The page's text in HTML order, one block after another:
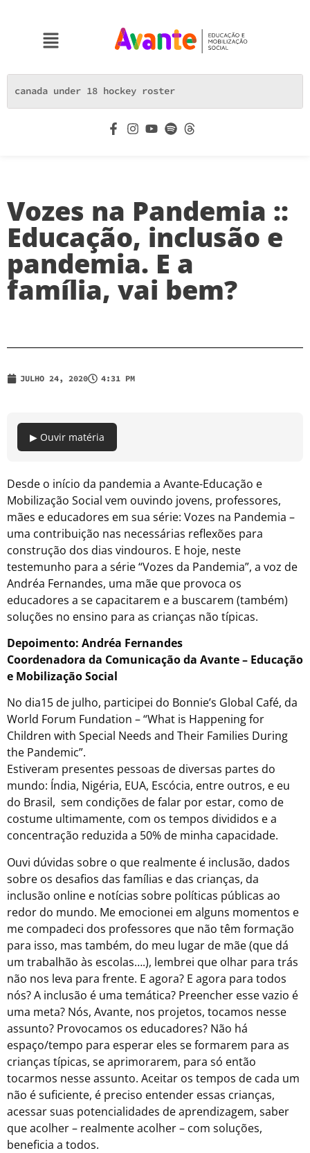
Vozes na Pandemia ::
Educação, inclusão e
pandemia. E a
família, vai bem?
JULHO 24, 2020 4:31 PM
▶ Ouvir matéria
Desde o início da pandemia a Avante-Educação e
Mobilização Social vem ouvindo jovens, professores,
mães e educadores em sua série: Vozes na Pandemia –
uma contribuição nas necessárias reflexões para
construção dos dias vindouros. E hoje, neste
testemunho para a série “Vozes da Pandemia”, a voz de
Andréa Fernandes, uma mãe que provoca os
educadores a se capacitarem e a buscarem (também)
soluções no ensino para as crianças não típicas.
Depoimento: Andréa Fernandes
Coordenadora da Comunicação da Avante – Educação
e Mobilização Social
No dia15 de julho, participei do Bonnie’s Global Café, da
World Forum Fundation – “What is Happening for
Children with Special Needs and Their Families During
the Pandemic”.
Estiveram presentes pessoas de diversas partes do
mundo: Índia, Nigéria, EUA, Escócia, entre outros, e eu
do Brasil, sem condições de falar por estar, como de
costume ultimamente, com os tempos divididos e a
concentração reduzida a 50% de minha capacidade.
Ouvi dúvidas sobre o que realmente é inclusão, dados
sobre os desafios das famílias e das crianças, da
inclusão online e notícias sobre políticas públicas ao
redor do mundo. Me emocionei em alguns momentos e
me compadeci dos professores que não têm formação
para isso, mas também, do meu lugar de mãe (que dá
um trabalhão às escolas….), lembrei que olhar para trás
não nos leva para frente. E agora? E agora para todos
nós? A inclusão é uma temática? Preencher esse vazio é
uma meta? Nós, Avante, nos projetos, tocamos nesse
assunto? Provocamos os educadores? Não há
espaço/tempo para esperar eles se formarem para as
crianças típicas, se aprimorarem, para só então
tocarmos nesse assunto. Aceitar os tempos de cada um
não é suficiente, é preciso entender essas crianças,
acessar suas potencialidades de aprendizagem, saber
que acolher – realmente acolher – com soluções,
beneficia a todos.